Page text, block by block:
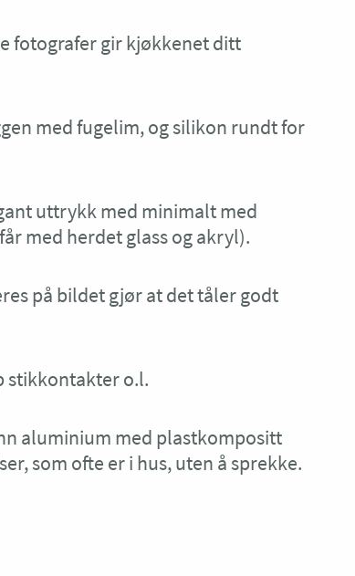
fotografer gir kjøkkenet ditt
med fugelim, og silikon rundt for
uttrykk med minimalt med
med herdet glass og akryl).
på bildet gjør at det tåler godt
stikkontakter o.l.
aluminium med plastkompositt
som ofte er i hus, uten å sprekke.